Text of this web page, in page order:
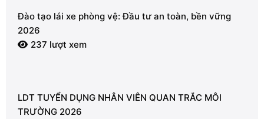
Đào tạo lái xe phòng vệ: Đầu tư an toàn, bền vững
2026
237 lượt xem
LDT TUYỂN DỤNG NHÂN VIÊN QUAN TRẮC MÔI
TRƯỜNG 2026